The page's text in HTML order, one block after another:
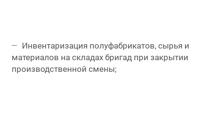
Инвентаризация полуфабрикатов, сырья и
материалов на складах бригад при закрытии
производственной смены;